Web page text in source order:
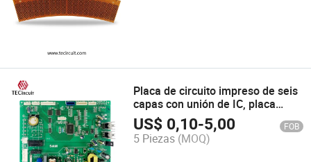
Placa de circuito impreso de seis
capas con unión de IC, placa
dorada electrochapada, PCBA
US$ 0,10-5,00 FOB
5 Piezas (MOQ)